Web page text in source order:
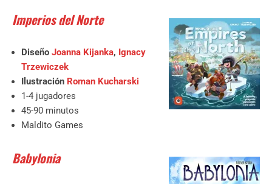
Imperios del Norte
Diseño Joanna Kijanka, Ignacy
Trzewiczek
Ilustración Roman Kucharski
1-4 jugadores
45-90 minutos
Maldito Games
Babylonia